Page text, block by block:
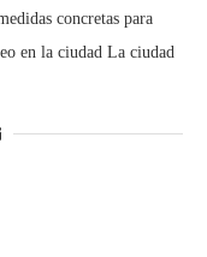
concretas para
en la ciudad La ciudad